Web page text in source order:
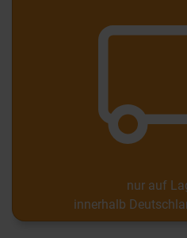
nur auf
innerhalb